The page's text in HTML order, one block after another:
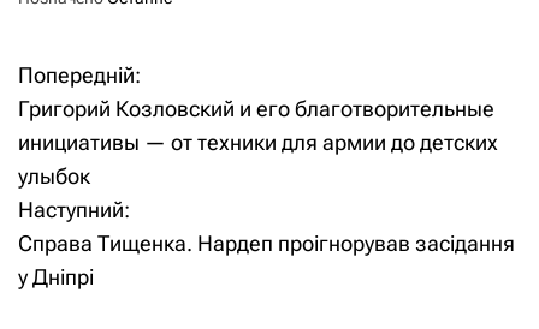
Н
а
в
і
г
Попередній:
Григорий Козловский и его благотворительные
инициативы — от техники для армии до детских
улыбок
Наступний:
Справа Тищенка. Нардеп проігнорував засідання
у Дніпрі